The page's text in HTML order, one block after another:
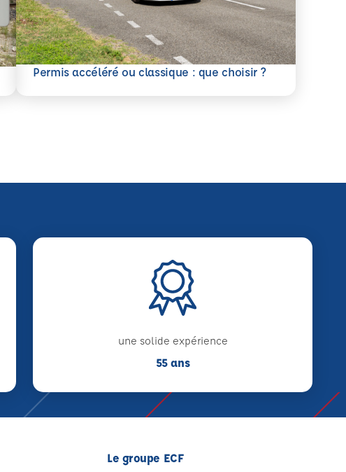
Permis accéléré ou classique : que choisir ?
En savoir plus
une solide expérience
55 ans
Le groupe ECF